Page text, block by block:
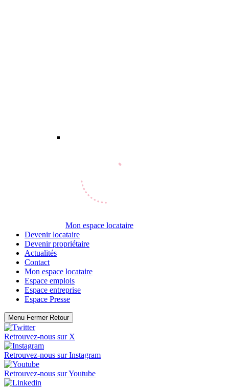
Mon espace locataire
Devenir locataire
Devenir propriétaire
Actualités
Contact
Mon espace locataire
Espace emplois
Espace entreprise
Espace Presse
Menu Fermer Retour
Retrouvez-nous sur X
Retrouvez-nous surInstagram
Retrouvez-nous surYoutube